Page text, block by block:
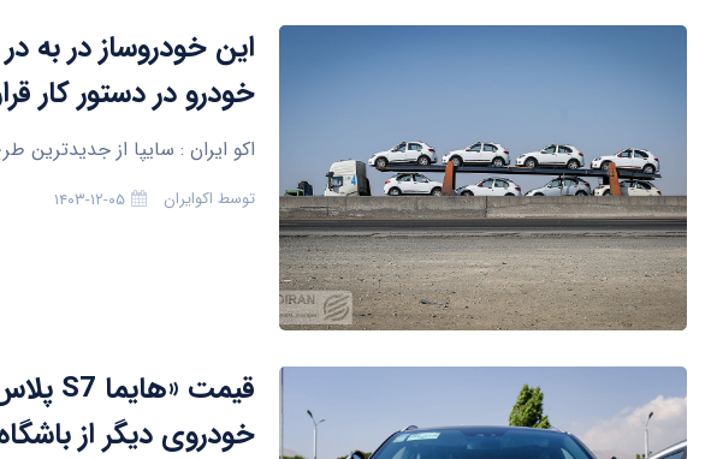
این خودروساز در
خودرو در دستور کار
اکو ایران : سایپا از
توسط اکوایران ۱۴۰۳-۱۲-۰۵
خودروی دیگر از